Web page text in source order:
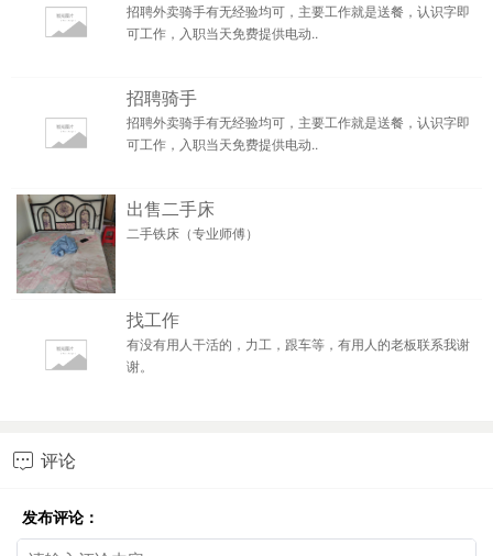
招聘外卖骑手有无经验均可，主要工作就是送餐，认识字即
可工作，入职当天免费提供电动..
招聘骑手
招聘外卖骑手有无经验均可，主要工作就是送餐，认识字即
可工作，入职当天免费提供电动..
出售二手床
二手铁床（专业师傅）
找工作
有没有用人干活的，力工，跟车等，有用人的老板联系我谢
谢。
 评论
发布评论：